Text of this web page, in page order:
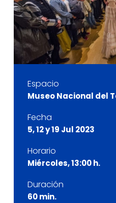
Espacio
Museo Nacional del
Fecha
5, 12 y 19 Jul 2023
Horario
Miércoles, 13:00 h.
Duración
60 min.